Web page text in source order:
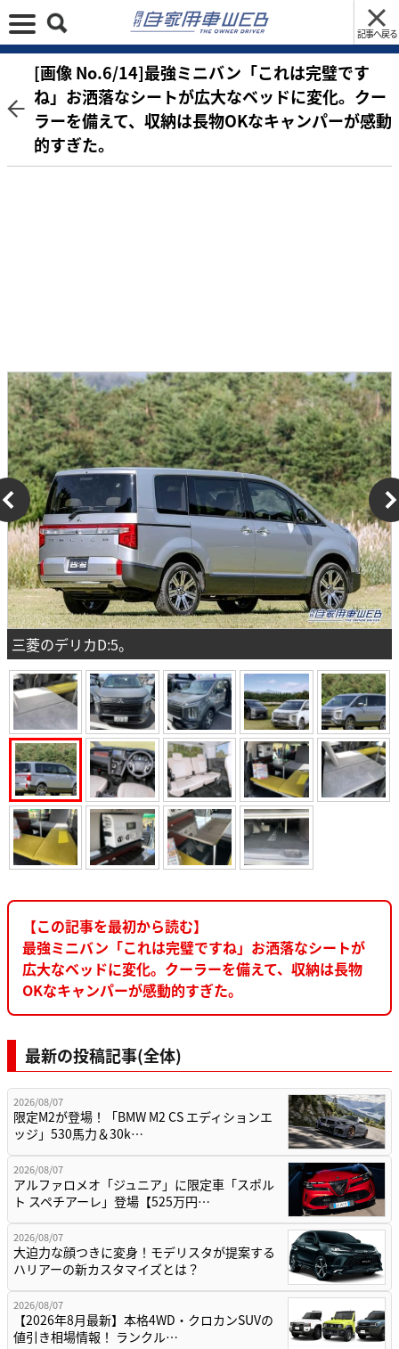
記事へ戻る
[画像 No.6/14]最強ミニバン「これは完璧です
ね」お洒落なシートが広大なベッドに変化。クー
ラーを備えて、収納は長物OKなキャンパーが感動
的すぎた。
三菱のデリカD:5。
【この記事を最初から読む】
最強ミニバン「これは完璧ですね」お洒落なシートが
広大なベッドに変化。クーラーを備えて、収納は長物
OKなキャンパーが感動的すぎた。
最新の投稿記事(全体)
2026/08/07
限定M2が登場！「BMW M2 CS エディションエ
ッジ」530馬力＆30k…
2026/08/07
アルファロメオ「ジュニア」に限定車「スポル
ト スペチアーレ」登場【525万円…
2026/08/07
大迫力な顔つきに変身！モデリスタが提案する
ハリアーの新カスタマイズとは？
2026/08/07
【2026年8月最新】本格4WD・クロカンSUVの
値引き相場情報！ ランクル…